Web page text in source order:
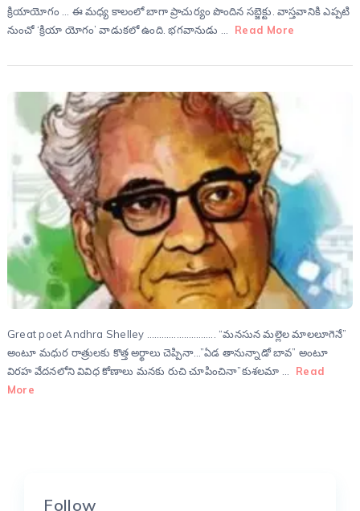
క్రియాయోగం … ఈ మధ్య కాలంలో బాగా ప్రాచుర్యం పొందిన సబ్జెక్టు. వాస్తవానికి ఎప్పటి
నుంచో ‘క్రియా యోగం’ వాడుకలో ఉంది. భగవానుడు …
Read More
Great poet Andhra Shelley ………………………. “మనసున మల్లెల మాలలూగెనే”
అంటూ మధుర రాత్రులకు కొత్త అర్థాలు చెప్పినా…”ఏడ తానున్నాడో బావ” అంటూ
విరహ వేదనలోని వివిధ కోణాలు మనకు రుచి చూపించినా”కుశలమా …
Read
More
Follow